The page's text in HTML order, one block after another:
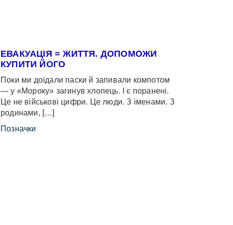
ЕВАКУАЦІЯ = ЖИТТЯ. ДОПОМОЖИ
КУПИТИ ЙОГО
Поки ми доїдали паски й запивали компотом
— у «Мороку» загинув хлопець. І є поранені.
Це не військові цифри. Це люди. З іменами. З
родинами, […]
Позначки